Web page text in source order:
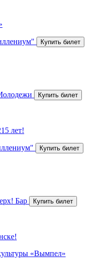
лет!
Бар
«Вымпел»